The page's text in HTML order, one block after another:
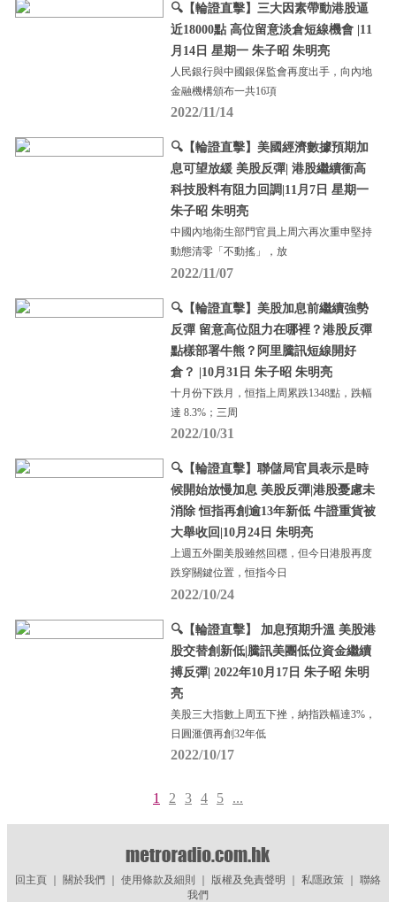
🔍【輪證直擊】三大因素帶動港股逼
近18000點 高位留意淡倉短線機會 |11
月14日 星期一 朱子昭 朱明亮
人民銀行與中國銀保監會再度出手，向內地
金融機構頒布一共16項
2022/11/14
🔍【輪證直擊】美國經濟數據預期加
息可望放緩 美股反彈| 港股繼續衝高
科技股料有阻力回調|11月7日 星期一
朱子昭 朱明亮
中國內地衛生部門官員上周六再次重申堅持
動態清零「不動搖」，放
2022/11/07
🔍【輪證直擊】美股加息前繼續強勢
反彈 留意高位阻力在哪裡？港股反彈
點樣部署牛熊？阿里騰訊短線開好
倉？ |10月31日 朱子昭 朱明亮
十月份下跌月，恒指上周累跌1348點，跌幅
達 8.3%；三周
2022/10/31
🔍【輪證直擊】聯儲局官員表示是時
候開始放慢加息 美股反彈|港股憂慮未
消除 恒指再創逾13年新低 牛證重貨被
大舉收回|10月24日 朱明亮
上週五外圍美股雖然回穩，但今日港股再度
跌穿關鍵位置，恒指今日
2022/10/24
🔍【輪證直擊】 加息預期升溫 美股港
股交替創新低|騰訊美團低位資金繼續
搏反彈| 2022年10月17日 朱子昭 朱明
亮
美股三大指數上周五下挫，納指跌幅達3%，
日圓滙價再創32年低
2022/10/17
1 2 3 4 5 ...
回主頁｜ 關於我們 使用條款及細則 版權及免責聲明 私隱政策｜ 聯絡
我們